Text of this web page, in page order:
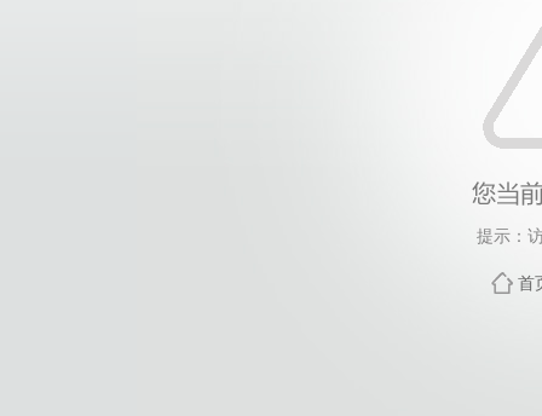
提示：
首